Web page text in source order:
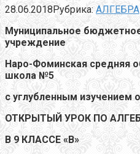
28.06.2018Рубрика: АЛГЕБРА
Муниципальное
учреждение
Наро-Фоминская средняя
школа №5
с углубленным изучением
ОТКРЫТЫЙ УРОК ПО
В 9 КЛАССЕ «В»